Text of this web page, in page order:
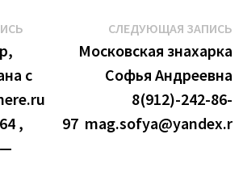
Предыдущая
с
,
СЛЕДУЮЩАЯ ЗАПИСЬ
Московская знахарка
Софья Андреевна
8(912)-242-86-
97